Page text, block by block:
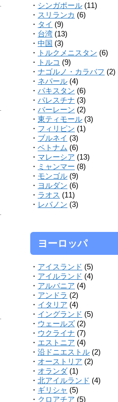
・ シンガポール (11)
・ スリランカ (6)
・ タイ (9)
・ 台湾 (13)
・ 中国 (3)
・
トルクメニスタン (6)
・
トルコ (9)
・ ナゴルノ・カラバフ (2)
・ ネパール (4)
・ パキスタン (6)
・ パレスチナ (3)
・ バーレーン (2)
・ 東ティモール (3)
・ フィリピン (1)
・ ブルネイ (3)
・ ベトナム (6)
・ マレーシア (13)
・ ミャンマー (8)
・ モンゴル (9)
・ ヨルダン (6)
・ ラオス (11)
・ レバノン (3)
ヨーロッパ
・ アイスランド (5)
・ アイルランド (4)
・ アルバニア (4)
・ アンドラ (2)
・ イタリア (4)
・ イングランド (5)
・ ウェールズ (2)
・ ウクライナ (7)
・ エストニア (4)
・ 沿ドニエストル (2)
・ オーストリア (2)
・ オランダ (1)
・ 北アイルランド (4)
・ ギリシャ (5)
・ クロアチア (5)